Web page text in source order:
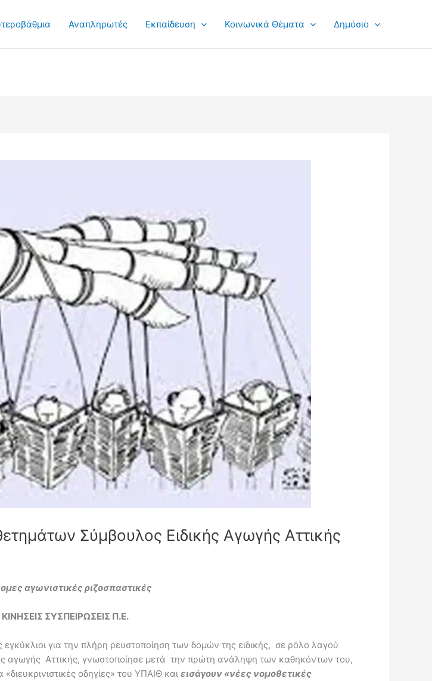
Αναπληρωτές Εκπαίδευση Κοινωνικά Θέματα Δημόσιο
Σύμβουλος Ειδικής Αγωγής Αττικής
αγωνιστικές ριζοσπαστικές
ΣΥΣΠΕΙΡΩΣΕΙΣ Π.Ε.
εγκύκλιοι για την πλήρη ρευστοποίηση των δομών της ειδικής, σε ρόλο λαγού
αγωγής Αττικής, γνωστοποίησε μετά την πρώτη ανάληψη των καθηκόντων του,
οδηγίες» του ΥΠΑΙΘ και εισάγουν «νέες νομοθετικές